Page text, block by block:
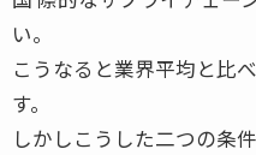
い。
こうなると業界平均と比
す。
しかしこうした二つの条